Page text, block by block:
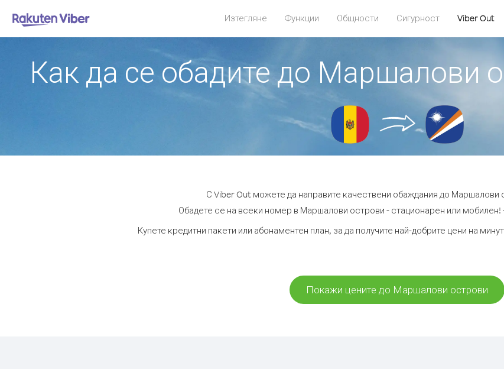
Изтегляне Функции Общности Сигурност Viber Out
Как да се обадите до Маршалови
С Viber Out можете да направите качествени обаждания до Маршалови
Обадете се на всеки номер в Маршалови острови - стационарен или мобилен!
Купете кредитни пакети или абонаментен план, за да получите най-добрите цени на
Покажи цените до Маршалови острови